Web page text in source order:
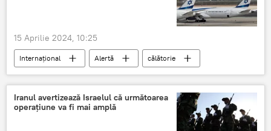
15 Aprilie 2024, 10:25
Internațional Alertă
călătorie
Israel
Orientul Mijlociu pericol
Iranul avertizează Israelul că următoarea
operațiune va fi mai amplă